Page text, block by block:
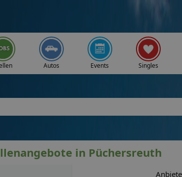
Autos Events Singles
in Püchersreuth